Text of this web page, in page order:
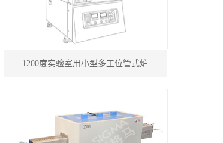
1200度实验室用小型多工位管式炉